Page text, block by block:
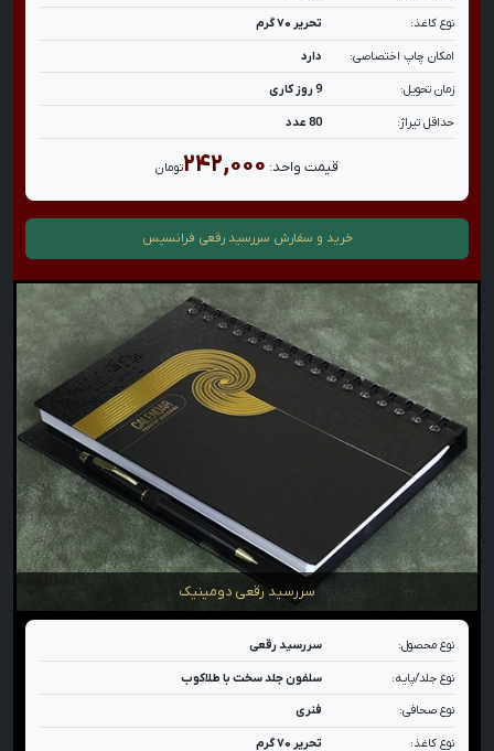
نوع کاغذ: تحریر ۷۰ گرم
امکان چاپ اختصاصی: دارد
زمان تحویل: 9 روز کاری
حداقل تیراژ: 80 عدد
قیمت واحد: ۲۴۲,۰۰۰تومان
خرید و سفارش سررسید رقعی فرانسیس
سررسید رقعی دومینیک
نوع محصول: سررسید رقعی
نوع جلد/پایه: سلفون جلد سخت با طلاکوب
نوع صحافی: فنری
نوع کاغذ: تحریر ۷۰ گرم